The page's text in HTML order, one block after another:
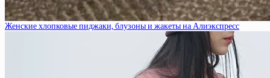
Женские хлопковые пиджаки, блузоны и жакеты на Алиэкспресс